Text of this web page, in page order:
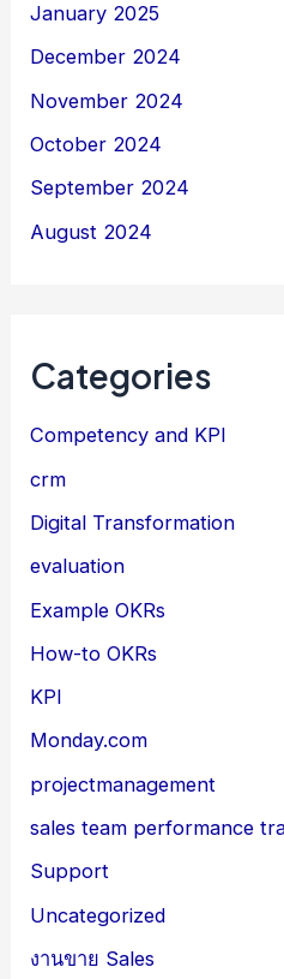
January 2025
December 2024
November 2024
October 2024
September 2024
August 2024
Categories
Competency and KPI
crm
Digital Transformation
evaluation
Example OKRs
How-to OKRs
KPI
Monday.com
projectmanagement
sales team performance
Support
Uncategorized
งานขาย Sales